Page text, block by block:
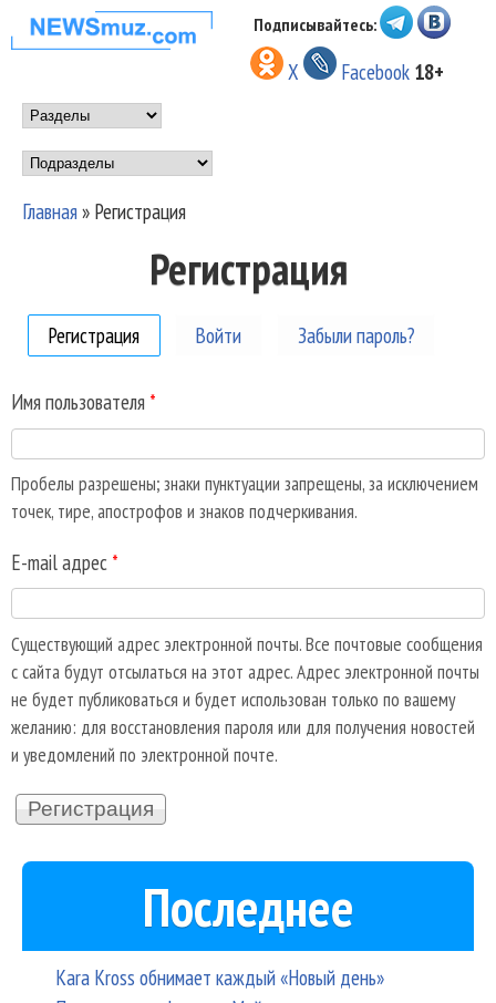
Перейти к основному
содержанию
НОВОСТИ
МУЗЫКИ И
ШОУ БИЗНЕСА
NEWSMUZ.COM
Подписывайтесь:
X Facebook 18+
Main menu
Подразделы
Главная» Регистрация
Регистрация
Регистрация (активная вкладка)
Войти Забыли пароль?
Имя пользователя *
Пробелы разрешены; знаки пунктуации запрещены, за исключением
точек, тире, апострофов и знаков подчеркивания.
E-mail адрес *
Существующий адрес электронной почты. Все почтовые сообщения
с сайта будут отсылаться на этот адрес. Адрес электронной почты
не будет публиковаться и будет использован только по вашему
желанию: для восстановления пароля или для получения новостей
и уведомлений по электронной почте.
Последнее
Kara Kross обнимает каждый «Новый день»